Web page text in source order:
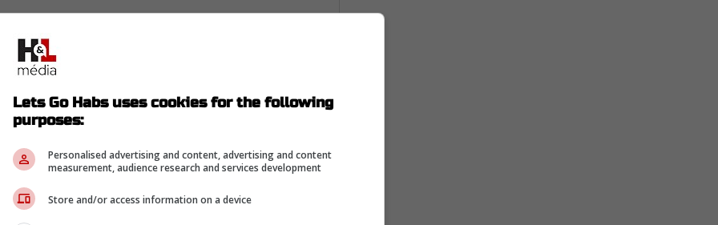
à l'appel d'Équipe Canada, c'est
importante pour nécessiter
Twitter ...
après la mise à jour du journaliste
officiellement.
Lets Go Habs uses cookies for the following
purposes:
Personalised advertising and content, advertising and content
measurement, audience research and services development
Store and/or access information on a device